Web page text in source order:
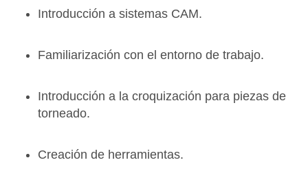
Introducción a sistemas CAM.
Familiarización con el entorno de trabajo.
Introducción a la croquización para piezas de
torneado.
Creación de herramientas.